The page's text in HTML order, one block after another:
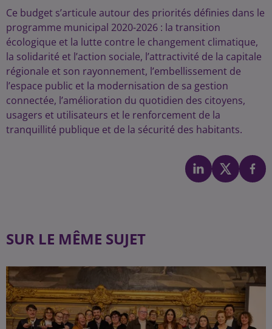
Ce budget s’articule autour des priorités définies dans le
programme municipal 2020-2026 : la transition
écologique et la lutte contre le changement climatique,
la solidarité et l’action sociale, l’attractivité de la capitale
régionale et son rayonnement, l’embellissement de
l’espace public et la modernisation de sa gestion
connectée, l’amélioration du quotidien des citoyens,
usagers et utilisateurs et le renforcement de la
tranquillité publique et de la sécurité des habitants.
SUR LE MÊME SUJET